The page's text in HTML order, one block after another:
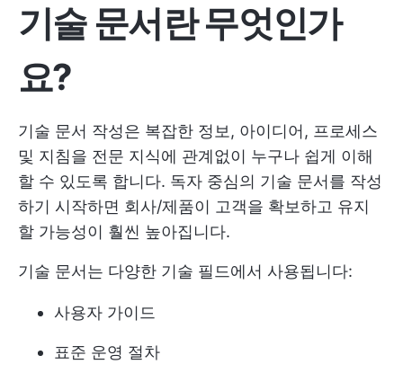
기술 문서란 무엇인가
요?
기술 문서 작성은 복잡한 정보, 아이디어, 프로세스
및 지침을 전문 지식에 관계없이 누구나 쉽게 이해
할 수 있도록 합니다. 독자 중심의 기술 문서를 작성
하기 시작하면 회사/제품이 고객을 확보하고 유지
할 가능성이 훨씬 높아집니다.
기술 문서는 다양한 기술 필드에서 사용됩니다:
사용자 가이드
표준 운영 절차